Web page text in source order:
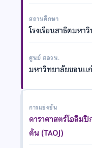
สถานศึกษา
โรงเรียนสาธิตมห
ศูนย์ สอวน.
มหาวิทยาลัยขอนแ
การแข่งขัน
ดาราศาสตร์โอลิม
ต้น (TAOJ)